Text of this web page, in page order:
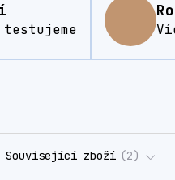
Související zboží 2